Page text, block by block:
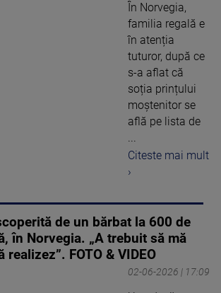
În Norvegia,
familia regală e
în atenția
tuturor, după ce
s-a aflat că
soția prințului
moștenitor se
află pe lista de
...
Citeste mai mult
›
de un bărbat la 600 de
în Norvegia. „A trebuit să mă
realizez”. FOTO & VIDEO
02-06-2026 | 17:09